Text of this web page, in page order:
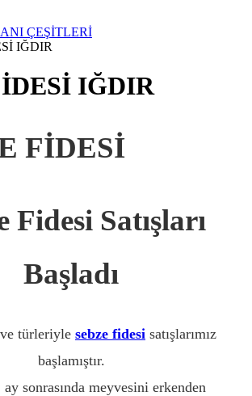
ÇEŞİTLERİ
IĞDIR
IĞDIR
FİDESİ
Fidesi Satışları
Başladı
türleriyle sebze fidesi satışlarımız
başlamıştır.
sonrasında meyvesini erkenden